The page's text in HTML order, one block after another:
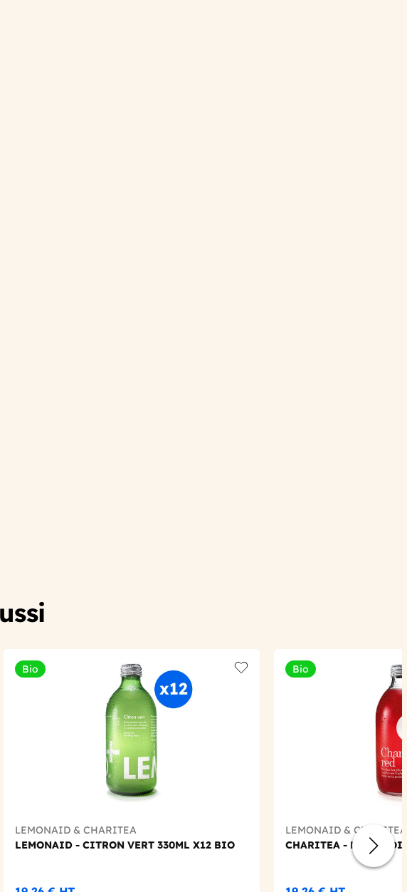
wishlist
Bio
Add to wishlist
LEMONAID & CHARITEA
LEMONAID - CITRON VERT 330ML X12 BIO
Bio
LEMONAID & CHARITEA
CHARITEA - RED